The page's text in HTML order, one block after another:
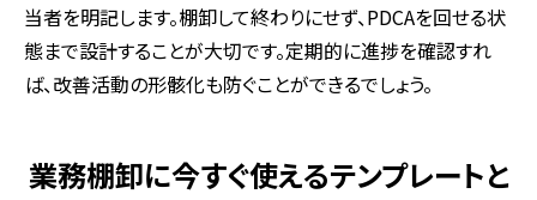
当者を明記します。棚卸して終わりにせず、PDCAを回せる状
態まで設計することが大切です。定期的に進捗を確認すれ
ば、改善活動の形骸化も防ぐことができるでしょう。
業務棚卸に今すぐ使えるテンプレートと